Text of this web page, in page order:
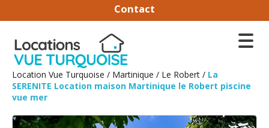
Contact
Location Vue Turquoise / Martinique / Le Robert / La
SERENITE Location maison Martinique le Robert piscine
vue mer